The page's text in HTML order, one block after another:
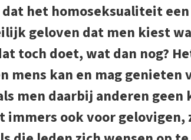
het homoseksualiteit
geloven dat men kiest
toch doet, wat dan nog?
mens kan en mag genieten
men daarbij anderen geen
ook voor gelovigen,